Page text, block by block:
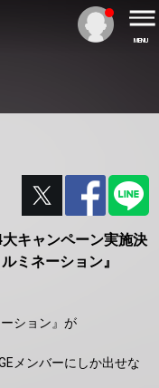
MENU
キャンペーン実施決
ミネーション』
ション』が
メンバーにしか出せな